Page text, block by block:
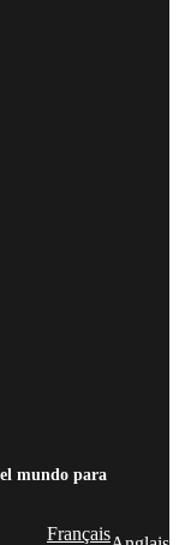
mundo para
Français